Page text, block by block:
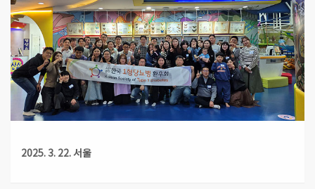
2025. 3. 22. 서울